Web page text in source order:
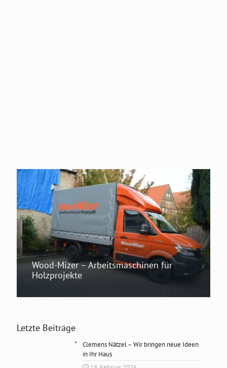
Wood-Mizer – Arbeitsmaschinen für
Holzprojekte
Letzte Beiträge
Clemens Nätzel – Wir bringen neue Ideen
in Ihr Haus